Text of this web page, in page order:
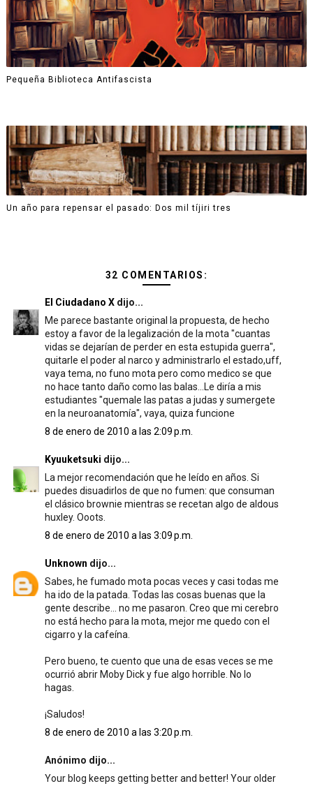
Pequeña Biblioteca Antifascista
Un año para repensar el pasado: Dos mil tíjiri tres
32 COMENTARIOS:
El Ciudadano Xdijo...
Me parece bastante original la propuesta, de hecho
estoy a favor de la legalización de la mota "cuantas
vidas se dejarían de perder en esta estupida guerra",
quitarle el poder al narco y administrarlo el estado,uff,
vaya tema, no funo mota pero como medico se que
no hace tanto daño como las balas...Le diría a mis
estudiantes "quemale las patas a judas y sumergete
en la neuroanatomía", vaya, quiza funcione
8 de enero de 2010 a las 2:09 p.m.
Kyuuketsuki dijo...
La mejor recomendación que he leído en años. Si
puedes disuadirlos de que no fumen: que consuman
el clásico brownie mientras se recetan algo de aldous
huxley. Ooots.
8 de enero de 2010 a las 3:09 p.m.
Unknown dijo...
Sabes, he fumado mota pocas veces y casi todas me
ha ido de la patada. Todas las cosas buenas que la
gente describe... no me pasaron. Creo que mi cerebro
no está hecho para la mota, mejor me quedo con el
cigarro y la cafeína.
Pero bueno, te cuento que una de esas veces se me
ocurrió abrir Moby Dick y fue algo horrible. No lo
hagas.
¡Saludos!
8 de enero de 2010 a las 3:20 p.m.
Anónimo dijo...
Your blog keeps getting better and better! Your older